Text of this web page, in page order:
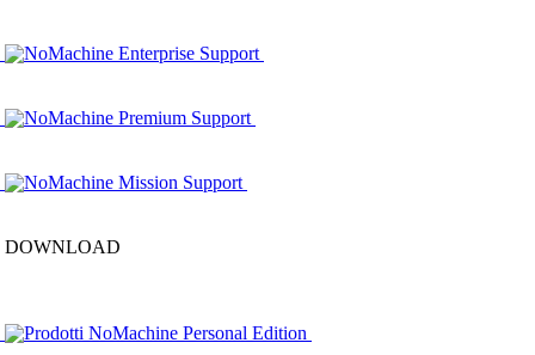
NoMachine Enterprise Support
NoMachine Premium Support
NoMachine Mission Support
DOWNLOAD
Prodotti NoMachine Personal Edition